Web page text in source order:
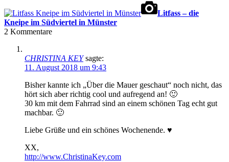
Litfass – die
Kneipe im Südviertel in Münster
2 Kommentare
CHRISTINA KEY sagte:
11. August 2018 um 9:43
Bisher kannte ich „Über die Mauer geschaut“ noch nicht, das
hört sich aber richtig cool und aufregend an! 🙂
30 km mit dem Fahrrad sind an einem schönen Tag echt gut
machbar. 🙂
Liebe Grüße und ein schönes Wochenende. ♥
XX,
http://www.ChristinaKey.com